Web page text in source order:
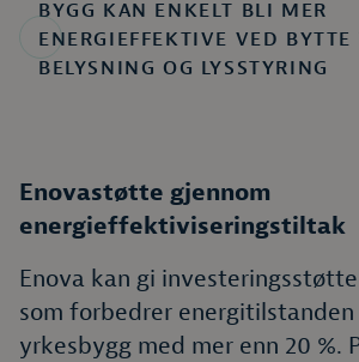
BYGG KAN ENKELT BLI MER
ENERGIEFFEKTIVE VED
BELYSNING OG LYSSTYRING
Enovastøtte gjennom
energieffektiviseringstiltak
Enova kan gi
som forbedrer
yrkesbygg med mer enn 20 %.